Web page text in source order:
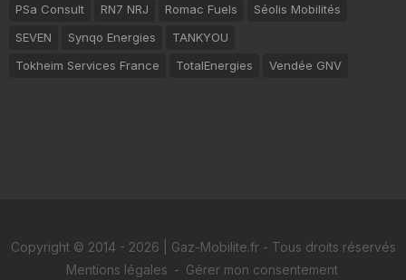
PSa Consult
RN7 NRJ Romac Fuels
Séolis Mobilités
SEVEN
Synqo Energies
TANKYOU
Tokheim Services France
TotalEnergies Vendée GNV
Copyright © 2014 - 2026 | Gaz-Mobilite.fr - Tous droits réservés
Mentions légales - Gérer mon consentement